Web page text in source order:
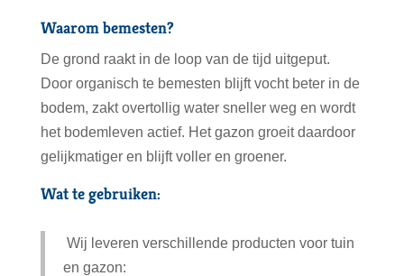
Waarom bemesten?
De grond raakt in de loop van de tijd uitgeput.
Door organisch te bemesten blijft vocht beter in de
bodem, zakt overtollig water sneller weg en wordt
het bodemleven actief. Het gazon groeit daardoor
gelijkmatiger en blijft voller en groener.
Wat te gebruiken:
Wij leveren verschillende producten voor tuin
en gazon: